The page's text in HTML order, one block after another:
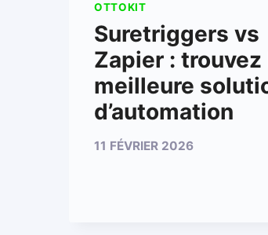
OTTOKIT
Suretriggers vs
Zapier : trouvez
meilleure
d’automation
11 FÉVRIER 2026